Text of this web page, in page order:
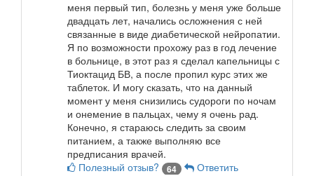
меня первый тип, болезнь у меня уже больше
двадцать лет, начались осложнения с ней
связанные в виде диабетической нейропатии.
Я по возможности прохожу раз в год лечение
в больнице, в этот раз я сделал капельницы с
Тиоктацид БВ, а после пропил курс этих же
таблеток. И могу сказать, что на данный
момент у меня снизились судороги по ночам
и онемение в пальцах, чему я очень рад.
Конечно, я стараюсь следить за своим
питанием, а также выполняю все
предписания врачей.
Полезный отзыв?
64
Ответить